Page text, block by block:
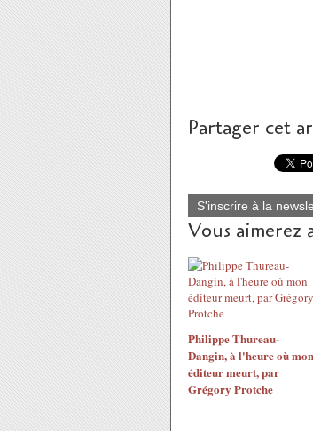
Partager cet
S'inscrire à la
Vous aimerez
Philippe Thureau-
Dangin, à l'heure où mon
éditeur meurt, par
Grégory Protche